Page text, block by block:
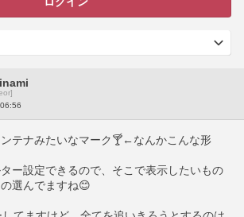
テナみたいなマーク🍸←なんかこんな形
ー設定できるので、そこで表示したいもの
選んでますね😊